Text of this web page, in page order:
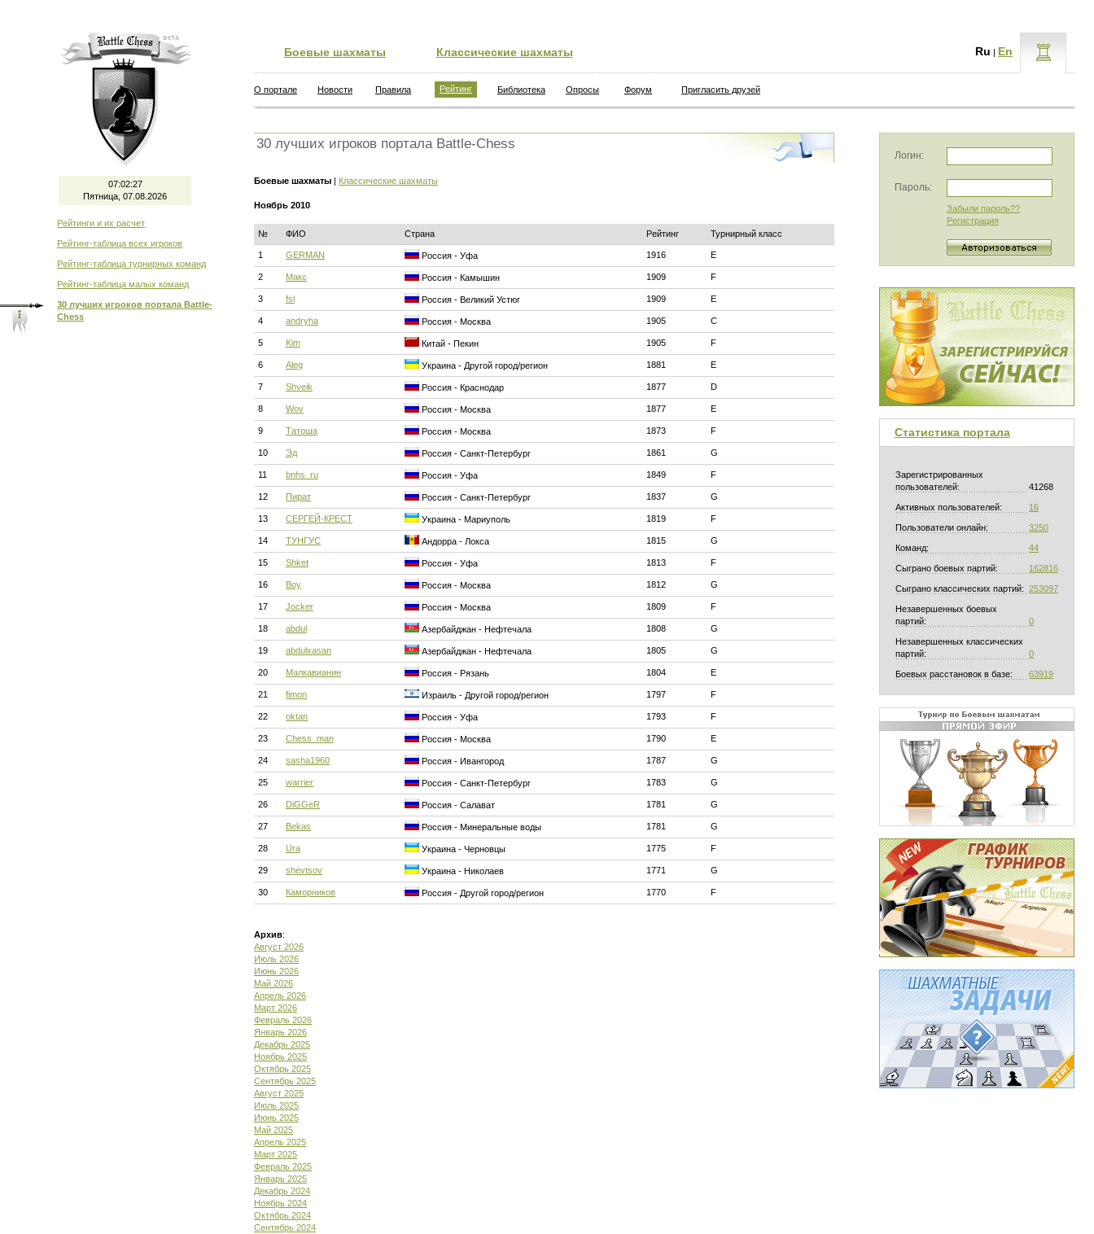
07:02:28
Пятница, 07.08.2026
Рейтинги и их расчет
Рейтинг-таблица всех игроков
Рейтинг-таблица турнирных команд
Рейтинг-таблица малых команд
30 лучших игроков портала Battle-
Chess
Боевые шахматы Классические шахматы Ru | En
О портале Новости Правила Рейтинг Библиотека Опросы Форум Пригласить друзей
30 лучших игроков портала Battle-Chess
Боевые шахматы | Классические шахматы
Ноябрь 2010
№ ФИО Страна Рейтинг Турнирный класс
1 GERMAN Россия - Уфа 1916 E
2 Макс Россия - Камышин 1909 F
3 fsl Россия - Великий Устюг 1909 E
4 andryha Россия - Москва 1905 C
5 Kim Китай - Пекин 1905 F
6 Aleg Украина - Другой город/регион 1881 E
7 Shveik Россия - Краснодар 1877 D
8 Wov Россия - Москва 1877 E
9 Татоша Россия - Москва 1873 F
10 Эд Россия - Санкт-Петербург 1861 G
11 bnhs_ru Россия - Уфа 1849 F
12 Пират Россия - Санкт-Петербург 1837 G
13 СЕРГЕЙ-КРЕСТ Украина - Мариуполь 1819 F
14 ТУНГУС Андорра - Локса 1815 G
15 Shket Россия - Уфа 1813 F
16 Boy Россия - Москва 1812 G
17 Jocker Россия - Москва 1809 F
18 abdul Азербайджан - Нефтечала 1808 G
19 abdulxasan Азербайджан - Нефтечала 1805 G
20 Малкавианин Россия - Рязань 1804 E
21 fimon Израиль - Другой город/регион 1797 F
22 oktan Россия - Уфа 1793 F
23 Chess_man Россия - Москва 1790 E
24 sasha1960 Россия - Ивангород 1787 G
25 warrier Россия - Санкт-Петербург 1783 G
26 DiGGeR Россия - Салават 1781 G
27 Bekas Россия - Минеральные воды 1781 G
28 Ura Украина - Черновцы 1775 F
29 shevtsov Украина - Николаев 1771 G
30 Каморников Россия - Другой город/регион 1770 F
Архив:
Август 2026
Июль 2026
Июнь 2026
Май 2026
Апрель 2026
Март 2026
Февраль 2026
Январь 2026
Декабрь 2025
Ноябрь 2025
Октябрь 2025
Сентябрь 2025
Август 2025
Июль 2025
Июнь 2025
Май 2025
Апрель 2025
Март 2025
Февраль 2025
Январь 2025
Декабрь 2024
Ноябрь 2024
Октябрь 2024
Сентябрь 2024
Логин:
Пароль:
Забыли пароль??
Регистрация
Статистика портала
Зарегистрированных
пользователей:
41268
Активных пользователей: 16
Пользователи онлайн: 3250
Команд: 44
Сыграно боевых партий: 162816
Сыграно классических партий: 253097
Незавершенных боевых
партий:
0
Незавершенных классических
партий:
0
Боевых расстановок в базе: 63919